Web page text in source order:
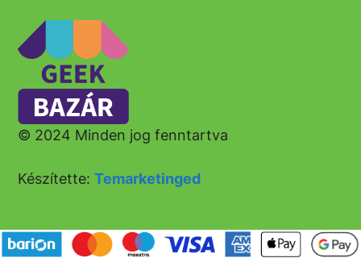
© 2024 Minden jog fenntartva
Készítette:Temarketinged